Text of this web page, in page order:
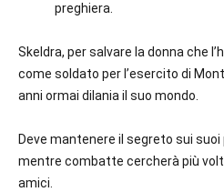
preghiera.
Skeldra, per salvare la donna che
come soldato per l’esercito di
anni ormai dilania il suo mondo.
Deve mantenere il segreto sui
mentre combatte cercherà più
amici.